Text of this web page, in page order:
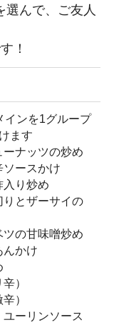
選んで、ご友人
！
ンを1グループ
ます
ナッツの炒め
ースかけ
り炒め
とザーサイの
の甘味噌炒め
かけ
）
）
ーリンソース